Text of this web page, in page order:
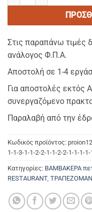
Στις παραπάνω τιμές
ανάλογος Φ.Π.Α.
Αποστολή σε 1-4
Για αποστολές εκτός
συνεργαζόμενο
Παραλαβή από την
Κωδικός προϊόντος:
1-1-3-1-1-2-2-1-1-2-2-1-1-1-1-
Κατηγορίες: ΒΑΜΒΑΚΕΡΑ
RESTAURANT,